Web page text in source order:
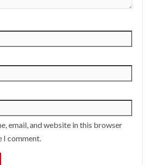
email, and website in this browser
I comment.